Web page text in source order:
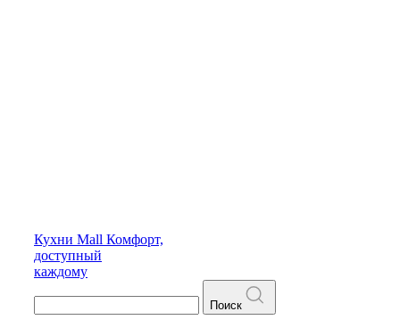
Кухни Mall Комфорт,
доступный
каждому
Поиск